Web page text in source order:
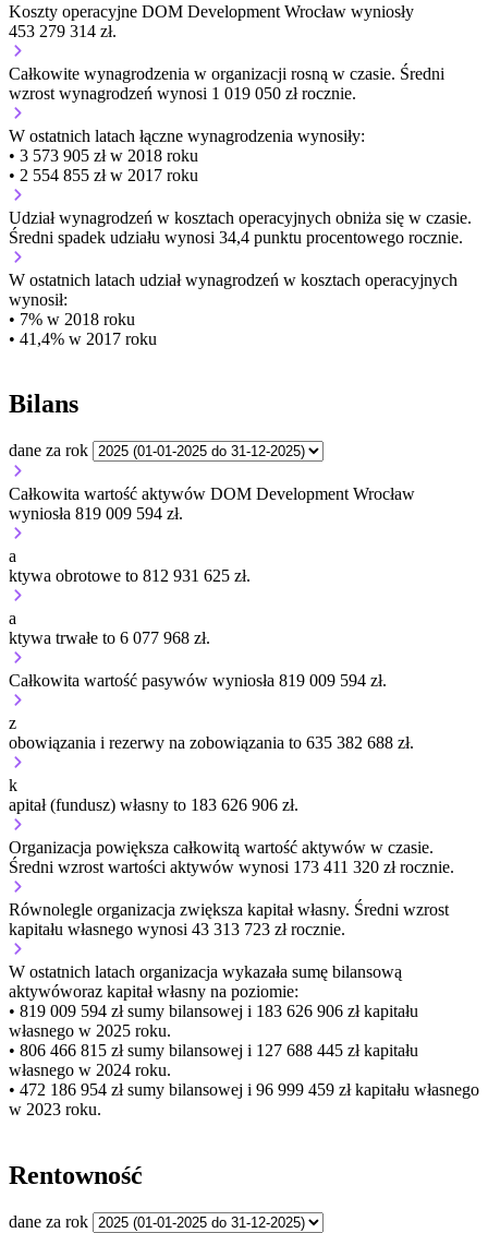
Koszty operacyjne DOM Development Wrocław wyniosły
453 279 314 zł.
Całkowite wynagrodzenia w organizacji rosną w czasie. Średni
wzrost wynagrodzeń wynosi 1 019 050 zł rocznie.
W ostatnich latach łączne wynagrodzenia wynosiły:
• 3 573 905 zł w 2018 roku
• 2 554 855 zł w 2017 roku
Udział wynagrodzeń w kosztach operacyjnych obniża się w czasie.
Średni spadek udziału wynosi 34,4 punktu procentowego rocznie.
W ostatnich latach udział wynagrodzeń w kosztach operacyjnych
wynosił:
• 7% w 2018 roku
• 41,4% w 2017 roku
Bilans
dane za rok
Całkowita wartość aktywów DOM Development Wrocław
wyniosła 819 009 594 zł.
a
ktywa obrotowe to 812 931 625 zł.
a
ktywa trwałe to 6 077 968 zł.
Całkowita wartość pasywów wyniosła 819 009 594 zł.
z
obowiązania i rezerwy na zobowiązania to 635 382 688 zł.
k
apitał (fundusz) własny to 183 626 906 zł.
Organizacja powiększa całkowitą wartość aktywów w czasie.
Średni wzrost wartości aktywów wynosi 173 411 320 zł rocznie.
Równolegle organizacja zwiększa kapitał własny. Średni wzrost
kapitału własnego wynosi 43 313 723 zł rocznie.
W ostatnich latach organizacja wykazała sumę bilansową
aktywóworaz kapitał własny na poziomie:
• 819 009 594 złsumy bilansowej i 183 626 906 zł kapitału
własnego w 2025 roku.
• 806 466 815 złsumy bilansowej i 127 688 445 zł kapitału
własnego w 2024 roku.
• 472 186 954 złsumy bilansowej i 96 999 459 zł kapitału własnego
w 2023 roku.
Rentowność
dane za rok